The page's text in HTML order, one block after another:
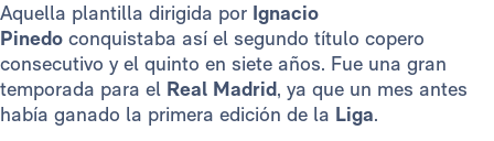
Aquella plantilla dirigida por Ignacio
Pinedo conquistaba así el segundo título copero
consecutivo y el quinto en siete años. Fue una gran
temporada para el Real Madrid, ya que un mes antes
había ganado la primera edición de la Liga.